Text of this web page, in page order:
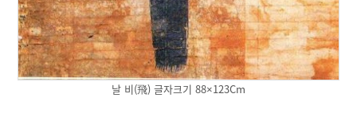
날 비(飛) 글자크기 88×123Cm